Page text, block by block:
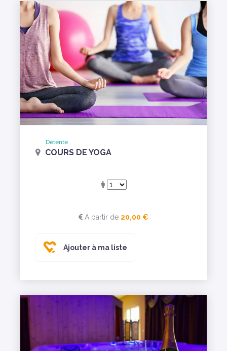
Détente
COURS DE YOGA
A partir de 20,00 €
Ajouter à ma liste